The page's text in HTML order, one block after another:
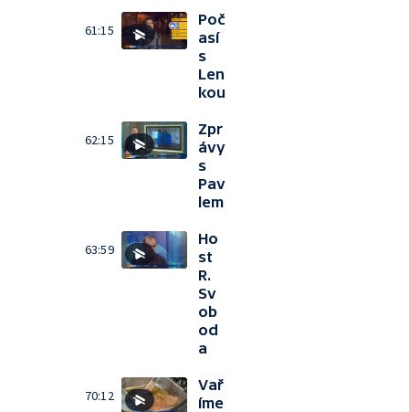
61:15
Poč
así
s
Len
kou
62:15
Zpr
ávy
s
Pav
lem
63:59
Ho
st
R.
Sv
ob
od
a
70:12
Vař
íme